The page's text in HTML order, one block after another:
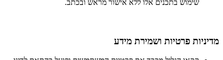
שימוש בתכנים אלו ללא אישור מראש ובכתב.
מדיניות פרטיות ושמירת מידע